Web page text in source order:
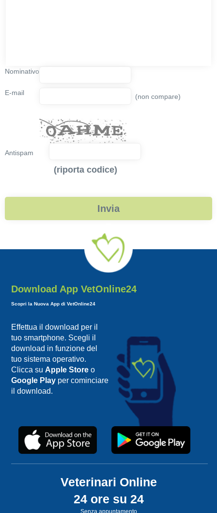
Nominativo
E-mail (non compare)
Antispam
(riporta codice)
Download App VetOnline24
Scopri la Nuova App di VetOnline24
Effettua il download per il
tuo smartphone. Scegli il
download in funzione del
tuo sistema operativo.
Clicca su Apple Storeo
Google Playper cominciare
il download.
Veterinari Online
24 ore su 24